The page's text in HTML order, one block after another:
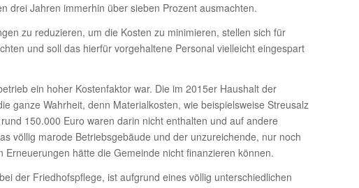
drei Jahren immerhin über sieben Prozent ausmachten.
zu reduzieren, um die Kosten zu minimieren, stellen sich für
und soll das hierfür vorgehaltene Personal vielleicht eingespart
ein hoher Kostenfaktor war. Die im 2015er Haushalt der
ganze Wahrheit, denn Materialkosten, wie beispielsweise Streusalz
150.000 Euro waren darin nicht enthalten und auf andere
völlig marode Betriebsgebäude und der unzureichende, nur noch
hätte die Gemeinde nicht finanzieren können.
der Friedhofspflege, ist aufgrund eines völlig unterschiedlichen